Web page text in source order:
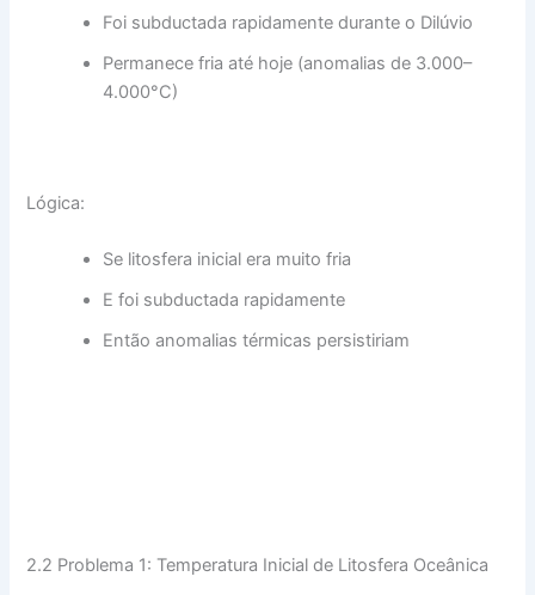
Foi subductada rapidamente durante o Dilúvio
Permanece fria até hoje (anomalias de 3.000–
4.000°C)
Lógica:
Se litosfera inicial era muito fria
E foi subductada rapidamente
Então anomalias térmicas persistiriam
2.2 Problema 1: Temperatura Inicial de Litosfera Oceânica